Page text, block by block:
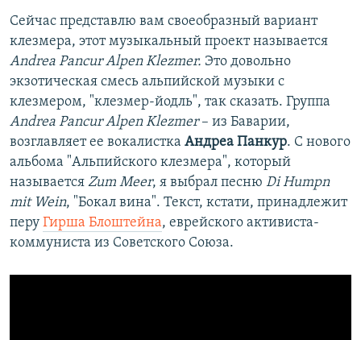
Сейчас представлю вам своеобразный вариант
клезмера, этот музыкальный проект называется
Andrea Pancur Alpen Klezmer. Это довольно
экзотическая смесь альпийской музыки с
клезмером, "клезмер-йодль", так сказать. Группа
Andrea Pancur Alpen Klezmer– из Баварии,
возглавляет ее вокалистка Андреа Панкур. С нового
альбома "Альпийского клезмера", который
называется Zum Meer, я выбрал песню Di Humpn
mit Wein, "Бокал вина". Текст, кстати, принадлежит
перу Гирша Блоштейна, еврейского активиста-
коммуниста из Советского Союза.